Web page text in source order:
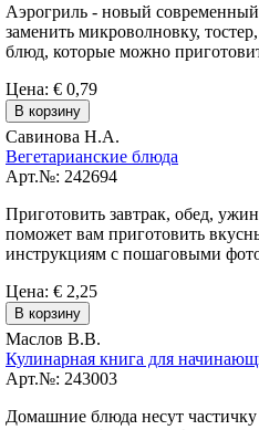
Аэрогриль - новый
заменить микроволновку,
блюд, которые можно
Цена: € 0,79
Савинова Н.А.
Вегетарианские блюда
Арт.№: 242694
Приготовить завтрак, обед,
поможет вам приготовить
инструкциям с пошаговыми
Цена: € 2,25
Маслов В.В.
Кулинарная книга для
Арт.№: 243003
Домашние блюда несут